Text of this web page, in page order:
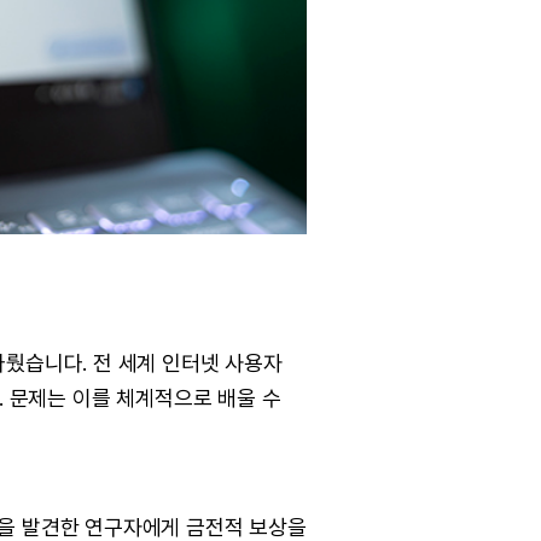
습니다. 전 세계 인터넷 사용자
제는 이를 체계적으로 배울 수
발견한 연구자에게 금전적 보상을